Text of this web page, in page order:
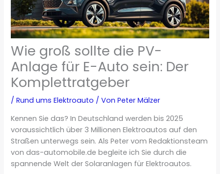
Wie groß sollte die PV-
Anlage für E-Auto sein: Der
Komplettratgeber
/Rund ums Elektroauto / VonPeter Mälzer
Kennen Sie das? In Deutschland werden bis 2025
voraussichtlich über 3 Millionen Elektroautos auf den
Straßen unterwegs sein. Als Peter vom Redaktionsteam
von das-automobile.de begleite ich Sie durch die
spannende Welt der Solaranlagen für Elektroautos.